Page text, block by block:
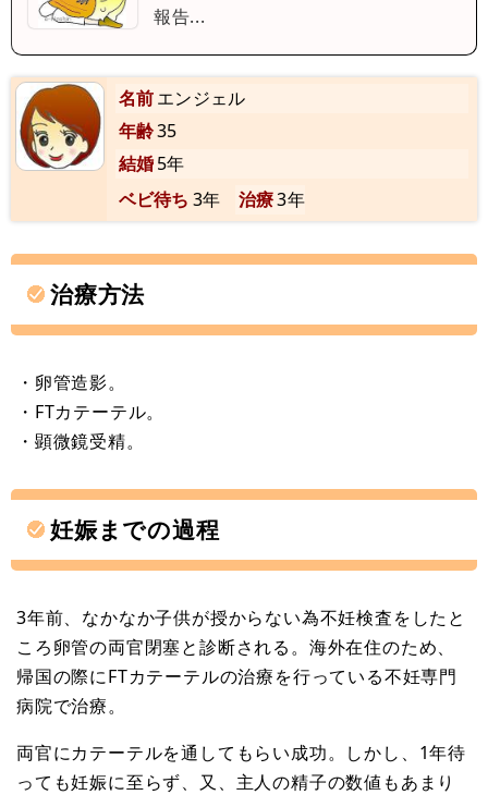
報告...
名前エンジェル
年齢35
結婚5年
ベビ待ち 3年 治療3年
治療方法
・卵管造影。
・FTカテーテル。
・顕微鏡受精。
妊娠までの過程
3年前、なかなか子供が授からない為不妊検査をしたと
ころ卵管の両官閉塞と診断される。海外在住のため、
帰国の際にFTカテーテルの治療を行っている不妊専門
病院で治療。
両官にカテーテルを通してもらい成功。しかし、1年待
っても妊娠に至らず、又、主人の精子の数値もあまり